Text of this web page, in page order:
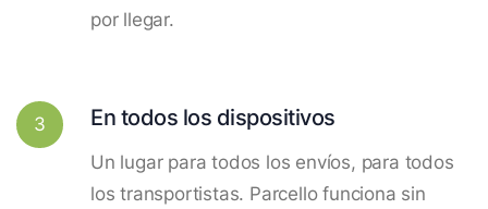
por llegar.
3 En todos los dispositivos
Un lugar para todos los envíos, para todos
los transportistas. Parcello funciona sin